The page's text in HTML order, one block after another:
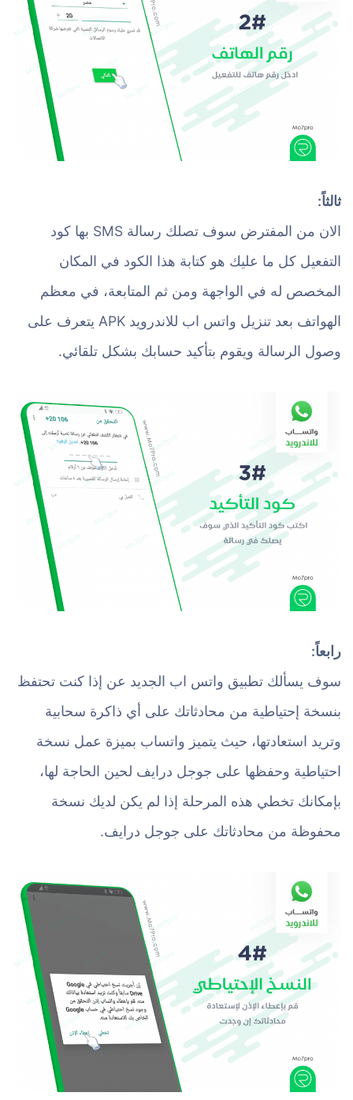
ثالثاً:
الان من المفترض سوف تصلك رسالة SMS بها كود
التفعيل كل ما عليك هو كتابة هذا الكود في المكان
المخصص له في الواجهة ومن ثم المتابعة، في معظم
الهواتف بعد تنزيل واتس اب للاندرويد APK يتعرف على
وصول الرسالة ويقوم بتأكيد حسابك بشكل تلقائي.
رابعاً:
سوف يسألك تطبيق واتس اب الجديد عن إذا كنت تحتفظ
بنسخة إحتياطية من محادثاتك على أي ذاكرة سحابية
وتريد استعادتها، حيث يتميز واتساب بميزة عمل نسخة
احتياطية وحفظها على جوجل درايف لحين الحاجة لها،
بإمكانك تخطي هذه المرحلة إذا لم يكن لديك نسخة
محفوظة من محادثاتك على جوجل درايف.